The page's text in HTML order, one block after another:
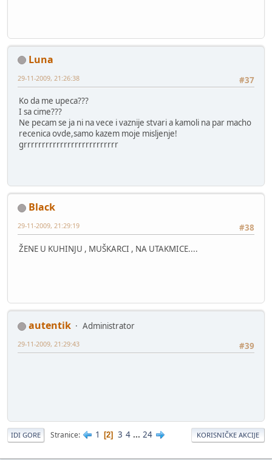
Luna
#37
29-11-2009, 21:26:38
Ko da me upeca???
I sa cime???
Ne pecam se ja ni na vece i vaznije stvari a kamoli na par macho
recenica ovde,samo kazem moje misljenje!
grrrrrrrrrrrrrrrrrrrrrrrrrr
Black
#38
29-11-2009, 21:29:19
ŽENE U KUHINJU , MUŠKARCI , NA UTAKMICE....
autentik
Administrator
#39
29-11-2009, 21:29:43
IDI GORE Stranice 1 2 3 4 ... 24 KORISNIČKE AKCIJE